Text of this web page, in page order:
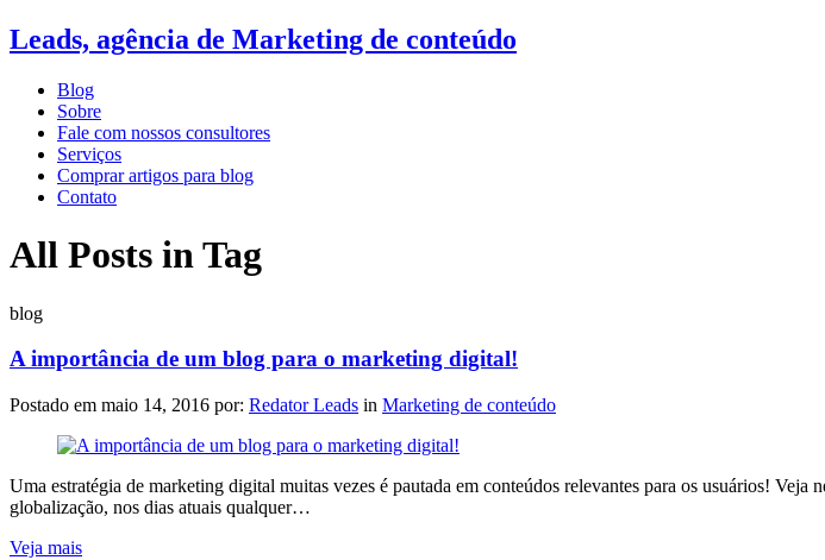
Leads, agência de Marketing de conteúdo
Blog
Sobre
Fale com nossos consultores
Serviços
Comprar artigos para blog
Contato
All Posts in Tag
blog
A importância de um blog para o marketing digital!
Postado em maio 14, 2016 por: Redator Leads in Marketing de conteúdo
Uma estratégia de marketing digital muitas vezes é pautada em conteúdos relevantes para os usuários!
globalização, nos dias atuais qualquer…
Veja mais